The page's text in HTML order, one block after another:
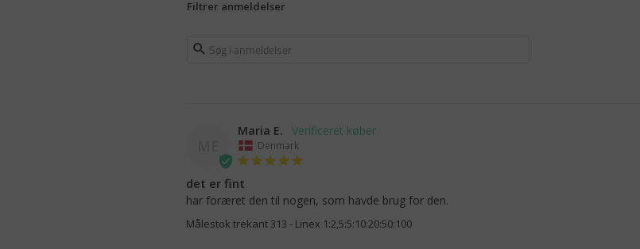
Filtrer anmeldelser
Maria E.
Denmark
det er fint
har foræret den til nogen, som havde brug for den.
Målestok trekant 313 - Linex 1:2,5:5:10:20:50:100